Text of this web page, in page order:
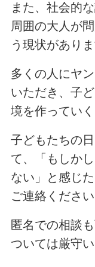
また、社会的
周囲の大人が
う現状がありま
多くの人にヤ
いただき、子
境を作ってい
子どもたちの
て、「もしか
ない」と感じ
ご連絡ください
匿名での相談
ついては厳守い